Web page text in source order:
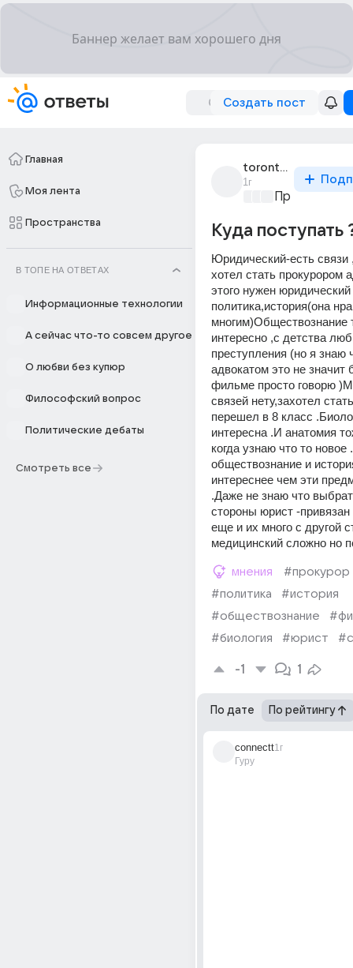
Создать пост
Главная
Моя лента
Пространства
В ТОПЕ НА ОТВЕТАХ
Информационные технологии
А сейчас что-то совсем другое
О любви без купюр
Философский вопрос
Политические дебаты
Смотреть все
toronto228
1г
Куда поступать
Юридический-есть связи
хотел стать прокурором
этого нужен
политика,история(она
многим)Обществознание
интересно ,с детства
преступления (но я знаю
адвокатом это не значит
фильме просто говорю
связей нету,захотел
перешел в 8 класс
интересна .И анатомия
когда узнаю что то новое
обществознание и
интереснее чем эти
.Даже не знаю что
стороны юрист -привязан
еще и их много с другой
медицинский сложно но
мнения
#прокурор
#политика
#история
#обществознание
#биология
#юрист
-1 1
По дате По рейтингу
connectt
Гуру
1г